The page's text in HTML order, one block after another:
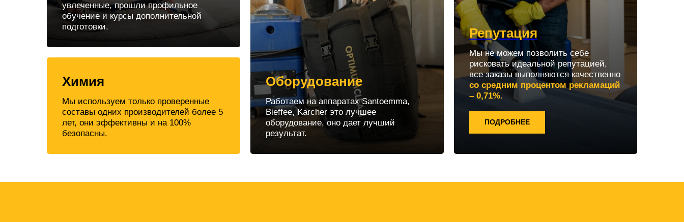
увлеченные, прошли профильное
обучение и курсы дополнительной
подготовки.
Химия
Мы используем только проверенные
составы одних производителей более 5
лет, они эффективны и на 100%
безопасны.
Оборудование
Работаем на аппаратах Santoemma,
Bieffee, Karcher это лучшее
оборудование, оно дает лучший
результат.
Репутация
Мы не можем позволить себе
рисковать идеальной репутацией,
все заказы выполняются качественно
со средним процентом рекламаций
– 0,71%.
ПОДРОБНЕЕ